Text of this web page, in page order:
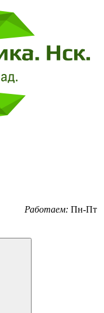
Работаем: Пн-Пт